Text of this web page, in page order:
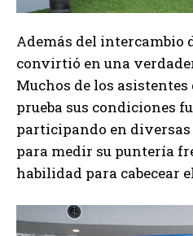
Además del intercambio
convirtió en una
Muchos de los
prueba sus condiciones
participando en
para medir su puntería
habilidad para cabecear